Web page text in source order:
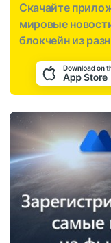
Скачайте
мировые
блокчейн из